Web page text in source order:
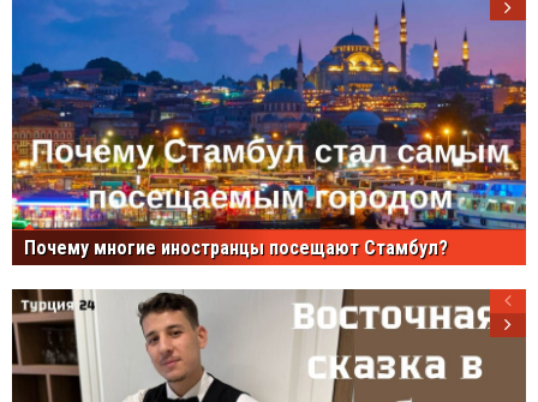
Почему многие иностранцы посещают Стамбул?